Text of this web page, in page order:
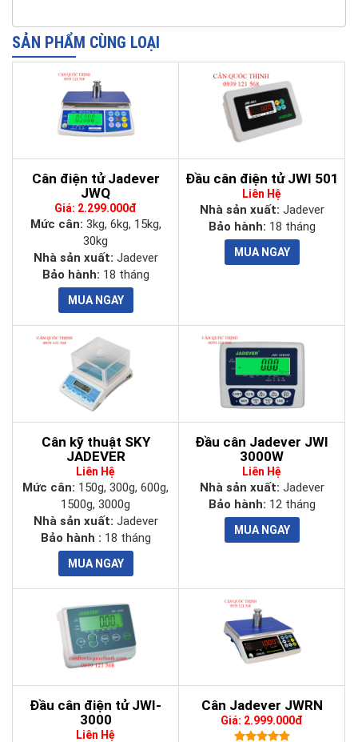
Sai số 0.2g
Màn hình hiển
LCD, 6 số, cao 30 mm
Đơn vị cân kg, g, t, lb, oz, pcs
Nguồn DC 9V/ Pin sạc 6V/4AH
Kích thước
khay cân
294 x 228 mm
SẢN PHẨM CÙNG LOẠI
Cân điện tử Jadever
JWQ
Giá: 2.299.000đ
Mức cân: 3kg, 6kg, 15kg,
30kg
Nhà sản xuất: Jadever
Bảo hành: 18 tháng
Đầu cân điện tử JWI 501
Liên Hệ
Nhà sản xuất: Jadever
Bảo hành: 18 tháng
Cân kỹ thuật SKY
JADEVER
Liên Hệ
Mức cân: 150g, 300g, 600g,
1500g, 3000g
Nhà sản xuất: Jadever
Bảo hành : 18 tháng
Đầu cân Jadever JWI
3000W
Liên Hệ
Nhà sản xuất: Jadever
Bảo hành: 12 tháng
Đầu cân điện tử JWI-
3000
Liên Hệ
Cân Jadever JWRN
Giá: 2.999.000đ